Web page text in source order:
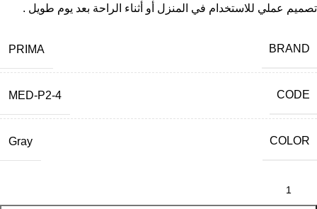
تصميم عملي للاستخدام في المنزل أو أثناء الراحة بعد يوم طويل .
BRAND
PRIMA
CODE
MED-P2-4
COLOR
Gray